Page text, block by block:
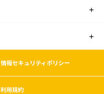
情報セキュリティポリシー
利用規約